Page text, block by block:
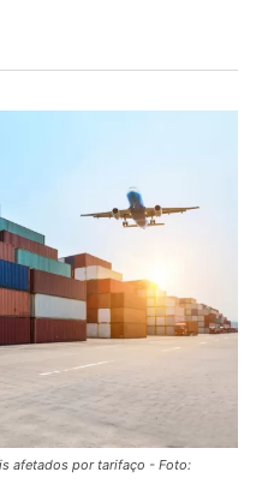
afetados por tarifaço - Foto: